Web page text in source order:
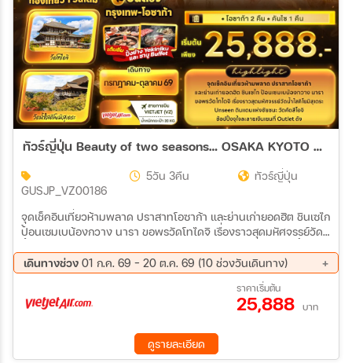
ทัวร์ญี่ปุ่น Beauty of two seasons… OSAKA KYOTO NARA 5วัน 3คืน (VZ)
GUSJP_VZ00186
5วัน 3คืน ทัวร์ญี่ปุ่น
จุดเช็คอินเที่ยวห้ามพลาด ปราสาทโอซาก้า และย่านเก่ายอดฮิต ชินเซไก
ป้อนเซมเบน้องกวาง นารา ขอพรวัดโทไดจิ เรื่องราวสุดมหัศจรรย์วัด
ละลายเงินเยนที่ Outlet ดัง
เดินทางช่วง 01 ก.ค. 69 - 20 ต.ค. 69 (10 ช่วงวันเดินทาง)
26 ส.ค. 69 - 30 ส.ค. 69
09 ก.ย. 69 - 13 ก.ย. 69
18 ก.ย. 69 - 22 ก.ย. 69
30 ก.ย. 69 - 04 ต.ค. 69
07 ต.ค. 69 - 11 ต.ค. 69
16 ต.ค. 69 - 20 ต.ค. 69
ราคาเริ่มต้น
25,888 บาท
ดูรายละเอียด